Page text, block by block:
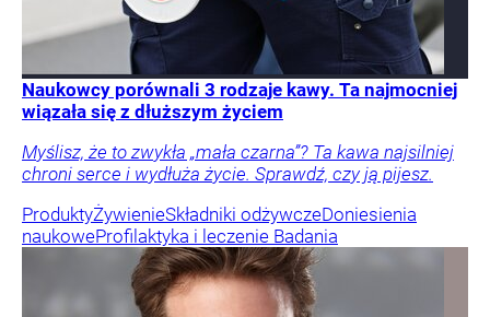
Naukowcy porównali 3 rodzaje kawy. Ta najmocniej
wiązała się z dłuższym życiem
Myślisz, że to zwykła „mała czarna”? Ta kawa najsilniej
chroni serce i wydłuża życie. Sprawdź, czy ją pijesz.
ProduktyŻywienieSkładniki odżywczeDoniesienia
naukoweProfilaktyka i leczenie Badania